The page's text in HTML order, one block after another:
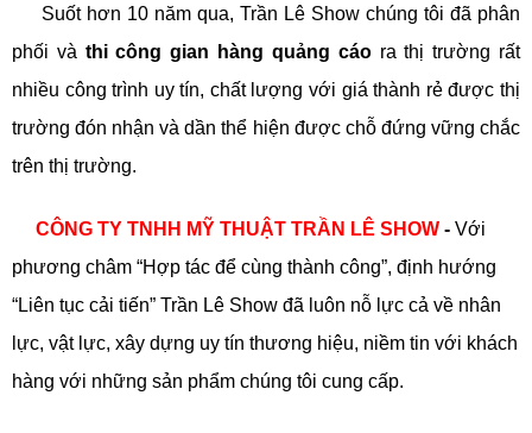
Suốt hơn 10 năm qua, Trần Lê Show chúng tôi đã phân
phối và thi công gian hàng quảng cáora thị trường rất
nhiều công trình uy tín, chất lượng với giá thành rẻ được thị
trường đón nhận và dần thể hiện được chỗ đứng vững chắc
trên thị trường.
CÔNG TY TNHH MỸ THUẬT TRẦN LÊ SHOW - Với
phương châm “Hợp tác để cùng thành công”, định hướng
“Liên tục cải tiến” Trần Lê Show đã luôn nỗ lực cả về nhân
lực, vật lực, xây dựng uy tín thương hiệu, niềm tin với khách
hàng với những sản phẩm chúng tôi cung cấp.